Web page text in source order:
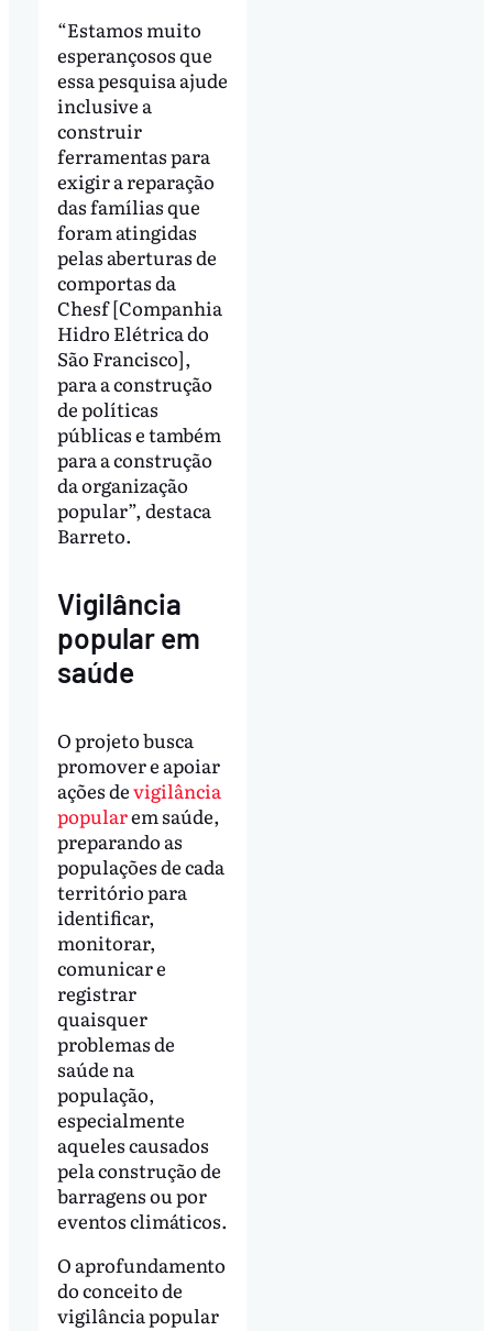
“Estamos muito
esperançosos que
essa pesquisa ajude
inclusive a
construir
ferramentas para
exigir a reparação
das famílias que
foram atingidas
pelas aberturas de
comportas da
Chesf [Companhia
Hidro Elétrica do
São Francisco],
para a construção
de políticas
públicas e também
para a construção
da organização
popular”, destaca
Barreto.
Vigilância
popular em
saúde
O projeto busca
promover e apoiar
ações devigilância
popularem saúde,
preparando as
populações de cada
território para
identificar,
monitorar,
comunicar e
registrar
quaisquer
problemas de
saúde na
população,
especialmente
aqueles causados
pela construção de
barragens ou por
eventos climáticos.
O aprofundamento
do conceito de
vigilância popular